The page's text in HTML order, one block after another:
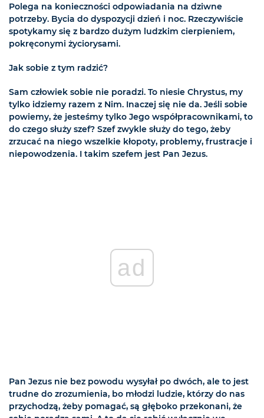
Polega na konieczności odpowiadania na dziwne
potrzeby. Bycia do dyspozycji dzień i noc. Rzeczywiście
spotykamy się z bardzo dużym ludzkim cierpieniem,
pokręconymi życiorysami.
Jak sobie z tym radzić?
Sam człowiek sobie nie poradzi. To niesie Chrystus, my
tylko idziemy razem z Nim. Inaczej się nie da. Jeśli sobie
powiemy, że jesteśmy tylko Jego współpracownikami, to
do czego służy szef? Szef zwykle służy do tego, żeby
zrzucać na niego wszelkie kłopoty, problemy, frustracje i
niepowodzenia. I takim szefem jest Pan Jezus.
ad
Pan Jezus nie bez powodu wysyłał po dwóch, ale to jest
trudne do zrozumienia, bo młodzi ludzie, którzy do nas
przychodzą, żeby pomagać, są głęboko przekonani, że